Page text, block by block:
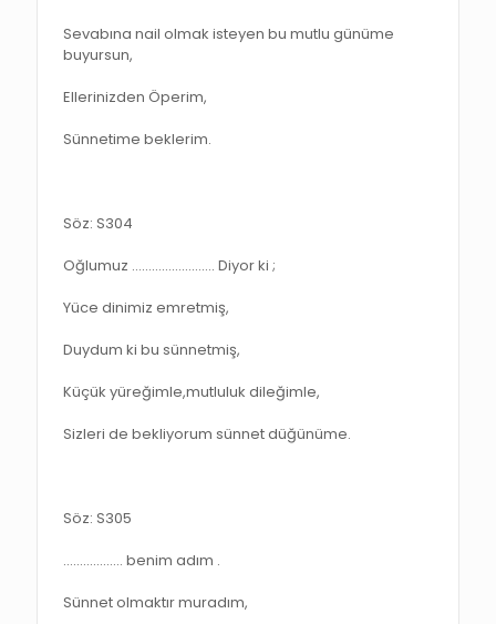
Sevabına nail olmak isteyen bu mutlu günüme
buyursun,
Ellerinizden Öperim,
Sünnetime beklerim.
Söz: S304
Oğlumuz ……………………. Diyor ki ;
Yüce dinimiz emretmiş,
Duydum ki bu sünnetmiş,
Küçük yüreğimle,mutluluk dileğimle,
Sizleri de bekliyorum sünnet düğünüme.
Söz: S305
……………… benim adım .
Sünnet olmaktır muradım,